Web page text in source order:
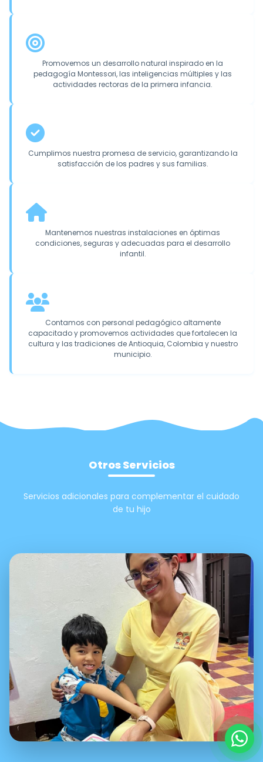
Promovemos un desarrollo natural inspirado en la
pedagogía Montessori, las inteligencias múltiples y las
actividades rectoras de la primera infancia.
Cumplimos nuestra promesa de servicio, garantizando la
satisfacción de los padres y sus familias.
Mantenemos nuestras instalaciones en óptimas
condiciones, seguras y adecuadas para el desarrollo
infantil.
Contamos con personal pedagógico altamente
capacitado y promovemos actividades que fortalecen la
cultura y las tradiciones de Antioquia, Colombia y nuestro
municipio.
Otros Servicios
Servicios adicionales para complementar el cuidado
de tu hijo